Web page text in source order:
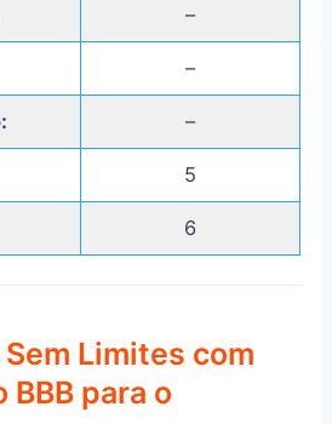
–
–
–
5
6
Limites com
BBB para o